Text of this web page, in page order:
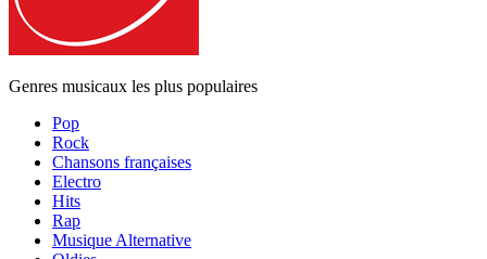
Genres musicaux les plus populaires
Pop
Rock
Chansons françaises
Electro
Hits
Rap
Musique Alternative